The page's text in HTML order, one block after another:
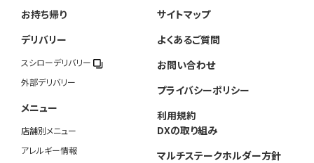
お持ち帰り
デリバリー
スシローデリバリー
外部デリバリー
メニュー
店舗別メニュー
アレルギー情報
サイトマップ
よくあるご質問
お問い合わせ
プライバシーポリシー
利用規約
DXの取り組み
マルチステークホルダー方針